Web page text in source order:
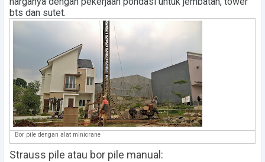
bts dan sutet.
Bor pile dengan alat minicrane
Strauss pile atau bor pile manual: